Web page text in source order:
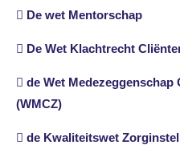
 De wet Mentorschap
 De Wet Klachtrecht
 de Wet
(WMCZ)
 de Kwaliteitswet